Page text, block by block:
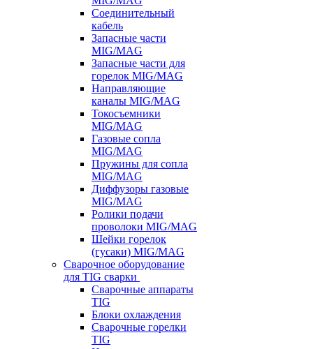
Соединительный
кабель
Запасные части
MIG/MAG
Запасные части для
горелок MIG/MAG
Направляющие
каналы MIG/MAG
Токосъемники
MIG/MAG
Газовые сопла
MIG/MAG
Пружины для сопла
MIG/MAG
Диффузоры газовые
MIG/MAG
Ролики подачи
проволоки MIG/MAG
Шейки горелок
(гусаки) MIG/MAG
Сварочное оборудование
для TIG сварки
Сварочные аппараты
TIG
Блоки охлаждения
Сварочные горелки
TIG